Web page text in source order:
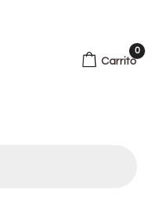
Carrito
0